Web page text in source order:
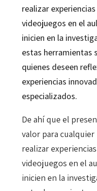
realizar
videojuegos en el
inicien en la
estas herramientas
quienes deseen
experiencias
especializados.
De ahí que el
valor para
realizar
videojuegos en el
inicien en la